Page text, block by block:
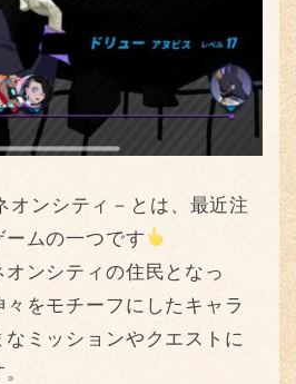
オンシティ－とは、最近注
ムの一つです
ンシティの住民となっ
をモチーフにしたキャラ
ミッションやクエストに